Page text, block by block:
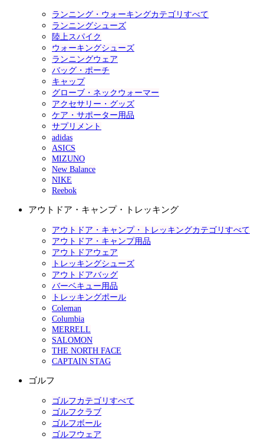
ランニング・ウォーキングカテゴリすべて
ランニングシューズ
陸上スパイク
ウォーキングシューズ
ランニングウェア
バッグ・ポーチ
キャップ
グローブ・ネックウォーマー
アクセサリー・グッズ
ケア・サポーター用品
サプリメント
adidas
ASICS
MIZUNO
New Balance
NIKE
Reebok
アウトドア・キャンプ・トレッキング
アウトドア・キャンプ・トレッキングカテゴリすべて
アウトドア・キャンプ用品
アウトドアウェア
トレッキングシューズ
アウトドアバッグ
バーベキュー用品
トレッキングポール
Coleman
Columbia
MERRELL
SALOMON
THE NORTH FACE
CAPTAIN STAG
ゴルフ
ゴルフカテゴリすべて
ゴルフクラブ
ゴルフボール
ゴルフウェア